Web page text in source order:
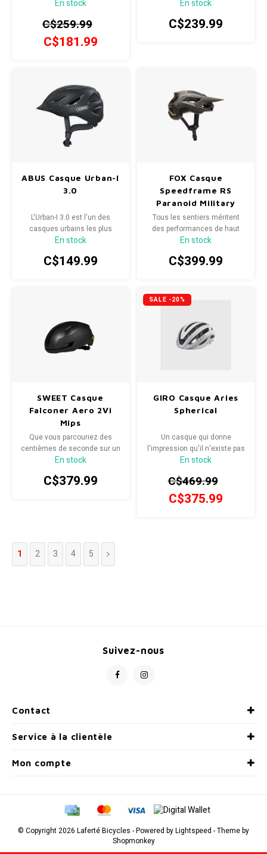
sont de plus en plus
que les riders impétueux ont
plus que jamais besoin d’un
casque efficace.
En stock
C$259.99
C$181.99
un confort optimal tout au
fonctionnalités adaptées aux
En stock
C$239.99
ABUS Casque Urban-I
3.0
L'Urban-I 3.0 est l'un des
casques urbains les plus
connus en Allemagne et en
génération.
En stock
C$149.99
FOX Casque
Speedframe RS
Paranoid Military
Green S
Tous les sentiers méritent
des performances de haut
niveau en casque jet.
En stock
C$399.99
SWEET Casque
Falconer Aero 2Vi
Mips
Que vous parcouriez des
centièmes de seconde sur un
segment Strava ou que vous
kilomètres avec vos amis les
En stock
C$379.99
SALE -20%
GIRO Casque Aries
Spherical
Un casque qui donne
l'impression qu'il n'existe pas
: le tout nouveau Aries™
d'autre.
En stock
C$469.99
C$375.99
1 2 3 4 5
Contact
Suivez-nous
Service à la clientèle
Mon compte
© Copyright 2026 Laferté Bicycles - Powered byLightspeed - Theme by
Shopmonkey